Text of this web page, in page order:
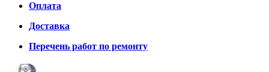
Оплата
Доставка
Перечень работ по ремонту